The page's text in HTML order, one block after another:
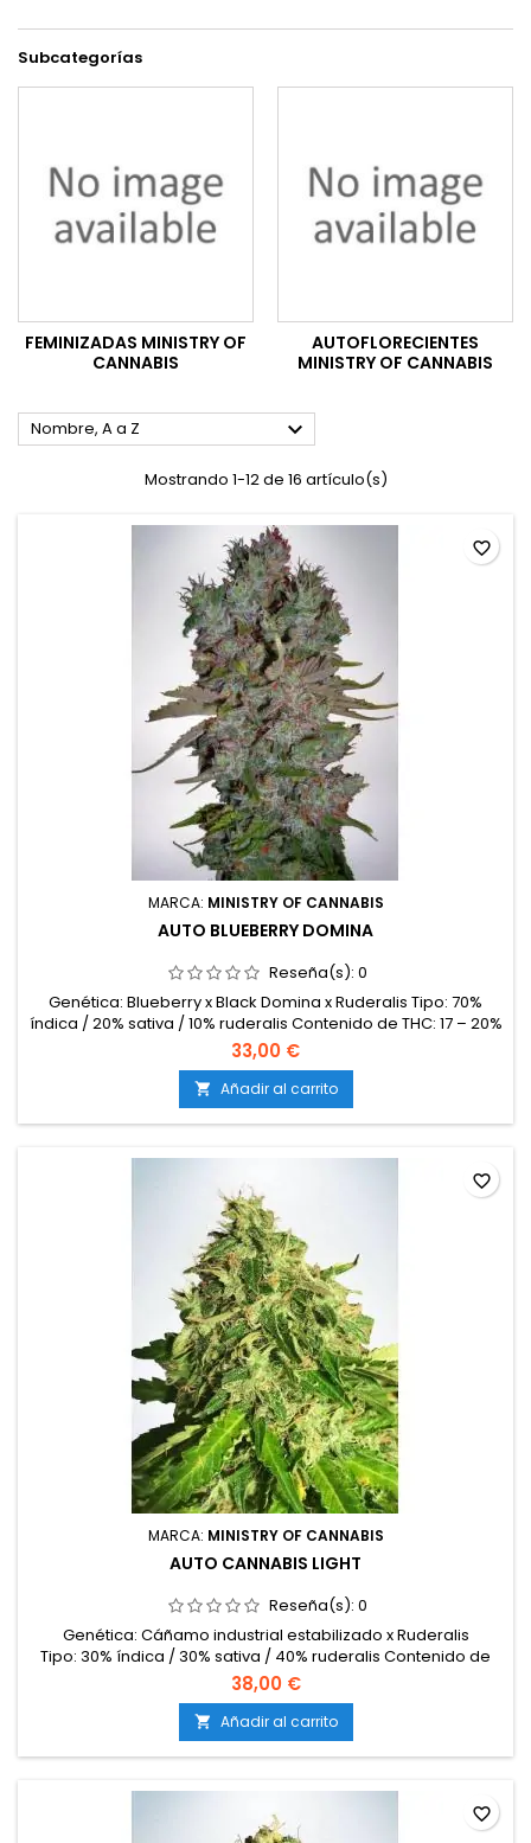
Subcategorías
FEMINIZADAS MINISTRY OF
CANNABIS
AUTOFLORECIENTES
MINISTRY OF CANNABIS
Nombre, A a Z 
Mostrando 1-12 de 16 artículo(s)
MARCA: MINISTRY OF CANNABIS
AUTO BLUEBERRY DOMINA
Reseña(s): 0
Genética: Blueberry x Black Domina x Ruderalis Tipo: 70%
índica / 20% sativa / 10% ruderalis Contenido de THC: 17 – 20%
Ciclo completo: 9 – 10 semanas desde la germinación
Producción en interior: 450 – 500 g/m² Producción en
exterior: 120 – 200 g/planta Altura: 70 – 110 cm en interior;
hasta 150 cm en exterior Aromas y sabores: Afrutado, dulce,
con notas...
33,00 €
 Añadir al carrito
favorite_border
MARCA: MINISTRY OF CANNABIS
AUTO CANNABIS LIGHT
Reseña(s): 0
Genética: Cáñamo industrial estabilizado x Ruderalis
Tipo: 30% índica / 30% sativa / 40% ruderalis Contenido de
THC: - 0,2% Contenido de CBD: Alto Ciclo completo: 9 – 10
semanas desde la germinación Producción en interior: 350 –
450 g/m² Producción en exterior: 80 – 150 g/planta Altura: 80
– 120 cm Aromas y sabores: Fresco, herbal, cítrico y suave...
38,00 €
 Añadir al carrito
favorite_border
favorite_border